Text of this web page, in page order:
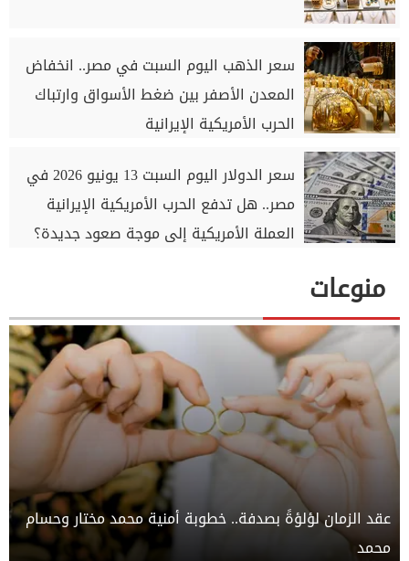
سعر الذهب اليوم السبت في مصر.. انخفاض
المعدن الأصفر بين ضغط الأسواق وارتباك
الحرب الأمريكية الإيرانية
سعر الدولار اليوم السبت 13 يونيو 2026 في
مصر.. هل تدفع الحرب الأمريكية الإيرانية
العملة الأمريكية إلى موجة صعود جديدة؟
منوعات
عقد الزمان لؤلؤةً بصدفة.. خطوبة أمنية محمد مختار وحسام
محمد